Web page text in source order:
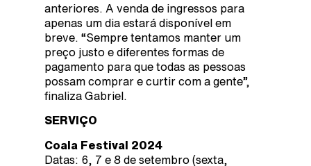
anteriores. A venda de ingressos para
apenas um dia estará disponível em
breve. “Sempre tentamos manter um
preço justo e diferentes formas de
pagamento para que todas as pessoas
possam comprar e curtir com a gente”,
finaliza Gabriel.
SERVIÇO
Coala Festival 2024
Datas: 6, 7 e 8 de setembro (sexta,